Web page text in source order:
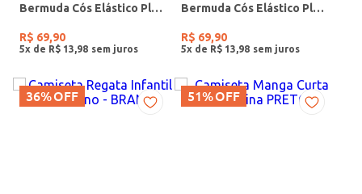
Bermuda Cós Elástico Plus Size Masculina VERDE
R$ 69,90
5x de R$ 13 98
Bermuda Cós Elástico Plus Size Masculina PRETO
R$ 69,90
5x de R$ 13 98
36%OFF 51%OFF